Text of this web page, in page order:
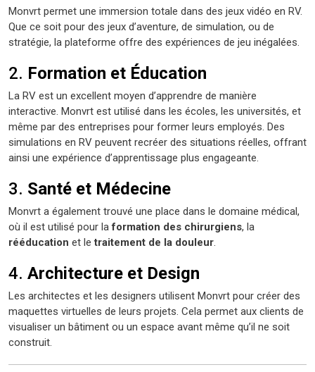
Monvrt permet une immersion totale dans des jeux vidéo en RV.
Que ce soit pour des jeux d’aventure, de simulation, ou de
stratégie, la plateforme offre des expériences de jeu inégalées.
2. Formation et Éducation
La RV est un excellent moyen d’apprendre de manière
interactive. Monvrt est utilisé dans les écoles, les universités, et
même par des entreprises pour former leurs employés. Des
simulations en RV peuvent recréer des situations réelles, offrant
ainsi une expérience d’apprentissage plus engageante.
3. Santé et Médecine
Monvrt a également trouvé une place dans le domaine médical,
où il est utilisé pour laformation des chirurgiens, la
rééducation et letraitement de la douleur
4. Architecture et Design
Les architectes et les designers utilisent Monvrt pour créer des
maquettes virtuelles de leurs projets. Cela permet aux clients de
visualiser un bâtiment ou un espace avant même qu’il ne soit
construit.